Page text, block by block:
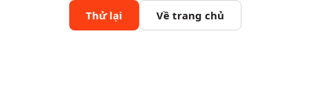
Thử lại Về trang chủ